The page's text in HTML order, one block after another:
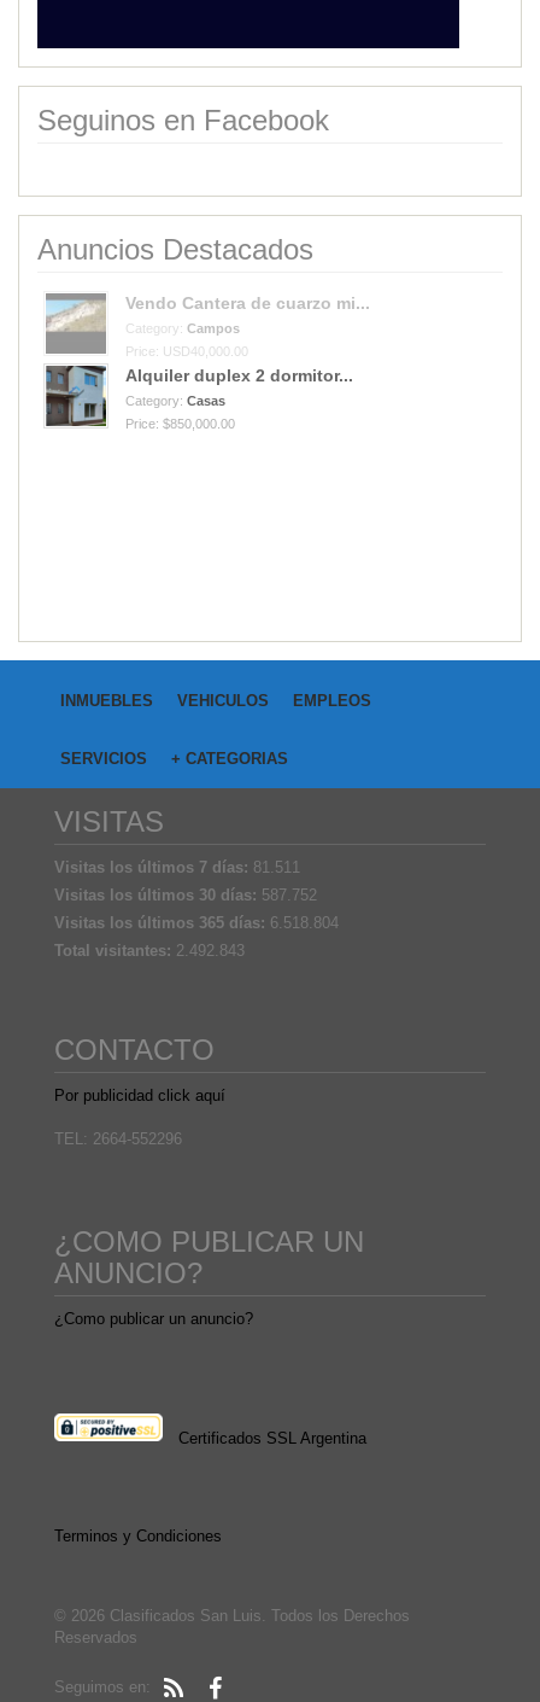
Seguinos en Facebook
Anuncios Destacados
Vendo Cantera de cuarzo mi...
Category: Campos
Price: USD40,000.00
Alquiler duplex 2 dormitor...
Category: Casas
Price: $850,000.00
INMUEBLES VEHICULOS EMPLEOS
SERVICIOS + CATEGORIAS
VISITAS
Visitas los últimos 7 días: 81.511
Visitas los últimos 30 días: 587.752
Visitas los últimos 365 días: 6.518.804
Total visitantes: 2.492.843
CONTACTO
Por publicidad click aquí
TEL: 2664-552296
¿COMO PUBLICAR UN
ANUNCIO?
¿Como publicar un anuncio?
Certificados SSL Argentina
Terminos y Condiciones
© 2026 Clasificados San Luis. Todos los Derechos
Reservados
Seguimos en: